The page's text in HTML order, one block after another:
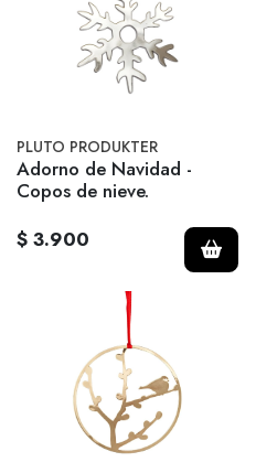
PLUTO PRODUKTER
Adorno de Navidad -
Copos de nieve.
$ 3.900